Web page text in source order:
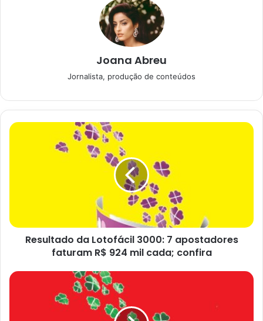
Mas, o que foi que aconteceu de errado no ensaio? Na
verdade, a cantora viu seu biquíni dourado arrebentar. E
isso aconteceu duas vezes, quando chegando à terceira
Gabi Martins aposta em
remendo
Joana Abreu
Jornalista, produção de conteúdos
Resultado da Lotofácil 3000: 7 apostadores
faturam R$ 924 mil cada; confira